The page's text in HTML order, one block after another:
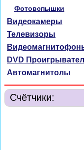
Фотовспышки
Видеокамеры
Телевизоры
DVD
Автомагнитолы
Счётчики: